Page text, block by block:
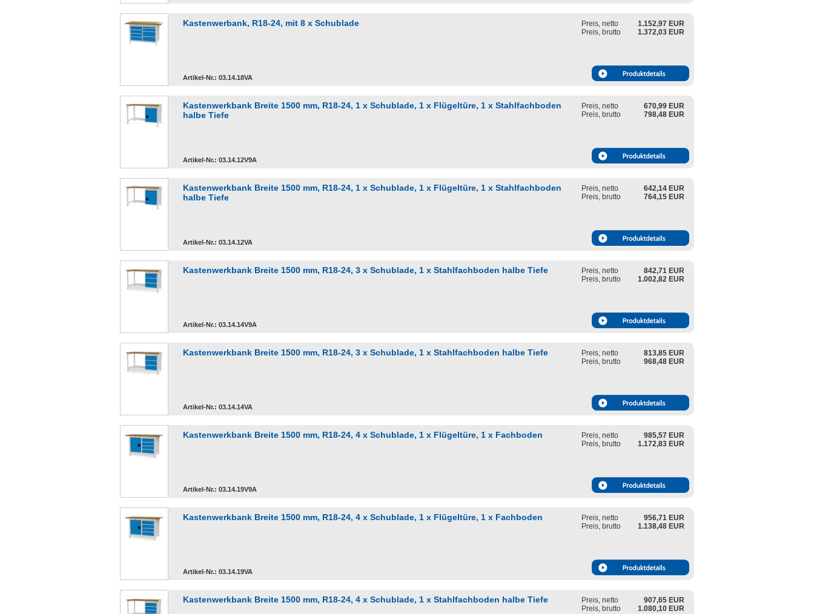
Kastenwerbank, R18-24, mit 8 x Schublade
Artikel-Nr.: 03.14.18VA
Preis, netto
1.152,97 EUR
Preis, brutto
1.372,03 EUR
Kastenwerkbank Breite 1500 mm, R18-24, 1 x Schublade, 1 x Flügeltüre, 1 x Stahlfachboden
halbe Tiefe
Artikel-Nr.: 03.14.12V9A
Preis, netto
670,99 EUR
Preis, brutto
798,48 EUR
Kastenwerkbank Breite 1500 mm, R18-24, 1 x Schublade, 1 x Flügeltüre, 1 x Stahlfachboden
halbe Tiefe
Artikel-Nr.: 03.14.12VA
Preis, netto
642,14 EUR
Preis, brutto
764,15 EUR
Kastenwerkbank Breite 1500 mm, R18-24, 3 x Schublade, 1 x Stahlfachboden halbe Tiefe
Artikel-Nr.: 03.14.14V9A
Preis, netto
842,71 EUR
Preis, brutto
1.002,82 EUR
Kastenwerkbank Breite 1500 mm, R18-24, 3 x Schublade, 1 x Stahlfachboden halbe Tiefe
Artikel-Nr.: 03.14.14VA
Preis, netto
813,85 EUR
Preis, brutto
968,48 EUR
Kastenwerkbank Breite 1500 mm, R18-24, 4 x Schublade, 1 x Flügeltüre, 1 x Fachboden
Artikel-Nr.: 03.14.19V9A
Preis, netto
985,57 EUR
Preis, brutto
1.172,83 EUR
Kastenwerkbank Breite 1500 mm, R18-24, 4 x Schublade, 1 x Flügeltüre, 1 x Fachboden
Artikel-Nr.: 03.14.19VA
Preis, netto
956,71 EUR
Preis, brutto
1.138,48 EUR
Kastenwerkbank Breite 1500 mm, R18-24, 4 x Schublade, 1 x Stahlfachboden halbe Tiefe Preis, netto
907,65 EUR
Preis, brutto
1.080,10 EUR